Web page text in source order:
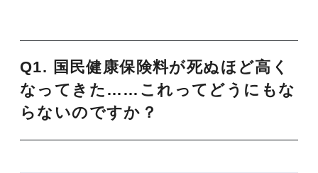
Q1. 国民健康保険料が死ぬほど高く
なってきた……これってどうにもな
らないのですか？